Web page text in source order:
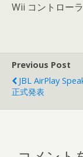
Wii コントロー
Previous Post
JBL AirPlay
正式発表